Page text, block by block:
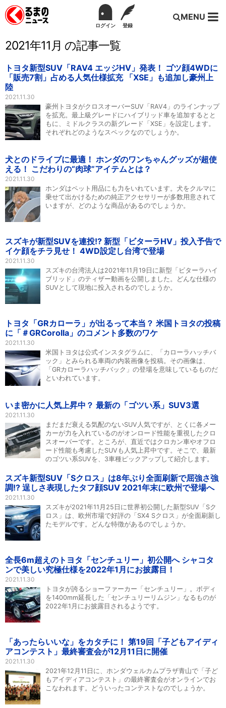
ログイン 登録
MENU
2021年11月 の記事一覧
トヨタ新型SUV「RAV4 エッジHV」発表！ ゴツ顔4WDに
「販売7割」占める人気仕様拡充 「XSE」も追加し豪州上
陸
2021.11.30
豪州トヨタがクロスオーバーSUV「RAV4」のラインナップ
を拡充。最上級グレードにハイブリッド車を追加するとと
もに、ミドルクラスの新グレード「XSE」を設定します。
それぞれどのようなスペックなのでしょうか。
犬とのドライブに最適！ ホンダのワンちゃんグッズが超使
える！ こだわりの“肉球”アイテムとは？
2021.11.30
ホンダはペット用品にも力をいれています。犬をクルマに
乗せて出かけるための純正アクセサリーが多数用意されて
いますが、どのような商品があるのでしょうか。
スズキが新型SUVを連投!? 新型「ビターラHV」投入予告で
イケ顔をチラ見せ！ 4WD設定し台湾で登場
2021.11.30
スズキの台湾法人は2021年11月19日に新型「ビターラハイ
ブリッド」のティザー動画を公開しました。どんな仕様の
SUVとして現地に投入されるのでしょうか。
トヨタ「GRカローラ」が出るって本当？ 米国トヨタの投稿
に「＃GRCorolla」のコメント多数のワケ
2021.11.30
米国トヨタは公式インスタグラムに、「カローラハッチバ
ック」とみられる車両の内装画像を投稿。その画像は、
「GRカローラハッチバック」の登場を意味しているものだ
といわれています。
いま密かに人気上昇中？ 最新の「ゴツい系」SUV3選
2021.11.30
まだまだ衰える気配のないSUV人気ですが、とくに各メー
カーが力を入れているのがオンロード性能を重視したクロ
スオーバーです。ところが、直近ではクロカン車やオフロ
ード性能も考慮したSUVも人気上昇中です。そこで、最新
のゴツい系SUVを、3車種ピックアップして紹介します。
スズキ新型SUV「Sクロス」は8年ぶり全面刷新で屈強さ強
調!? 逞しさ表現したタフ顔SUV 2021年末に欧州で登場へ
2021.11.30
スズキが2021年11月25日に世界初公開した新型SUV「Sク
ロス」は、欧州市場で好評の「SX4 Sクロス」が全面刷新し
たモデルです。どんな特徴があるのでしょうか。
全長6m超えのトヨタ「センチュリー」初公開へ シャコタ
ンで美しい究極仕様を2022年1月にお披露目！
2021.11.30
トヨタが誇るショーファーカー「センチュリー」。ボディ
を1400mm延長した「センチュリーリムジン」なるものが
2022年1月にお披露目されるようです。
「あったらいいな」をカタチに！ 第19回「子どもアイディ
アコンテスト」最終審査会が12月11日に開催
2021.11.30
2021年12月11日に、ホンダウェルカムプラザ青山で「子ど
もアイディアコンテスト」の最終審査会がオンラインでお
こなわれます。どういったコンテストなのでしょうか。